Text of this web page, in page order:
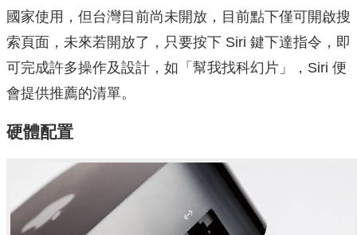
國家使用，但台灣目前尚未開放，目前點下僅可開啟搜
索頁面，未來若開放了，只要按下 Siri 鍵下達指令，即
可完成許多操作及設計，如「幫我找科幻片」，Siri 便
會提供推薦的清單。
硬體配置